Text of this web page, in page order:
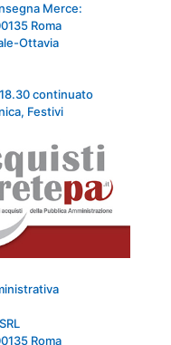
Merce:
Roma
Ottavia
continuato
Festivi
Roma